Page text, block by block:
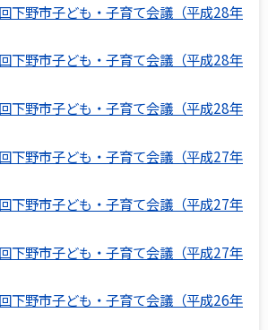
下野市子ども・子育て会議（平成28年
下野市子ども・子育て会議（平成28年
下野市子ども・子育て会議（平成28年
下野市子ども・子育て会議（平成27年
下野市子ども・子育て会議（平成27年
下野市子ども・子育て会議（平成27年
下野市子ども・子育て会議（平成26年